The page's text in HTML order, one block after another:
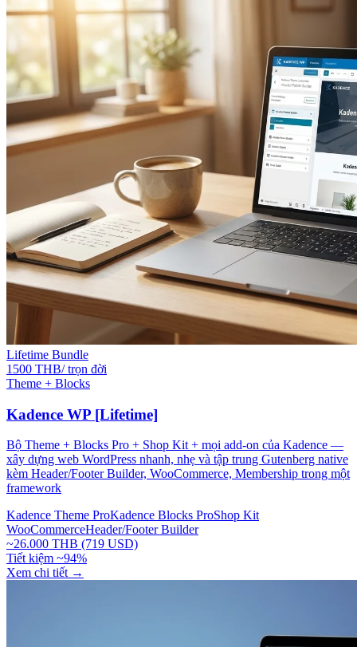
Lifetime Bundle
1500 THB/ trọn đời
Theme + Blocks
Kadence WP [Lifetime]
Bộ Theme + Blocks Pro + Shop Kit + mọi add-on của Kadence —
xây dựng web WordPress nhanh, nhẹ và tập trung Gutenberg native
kèm Header/Footer Builder, WooCommerce, Membership trong một
framework
Kadence Theme ProKadence Blocks ProShop Kit
WooCommerceHeader/Footer Builder
~26.000 THB (719 USD)
Tiết kiệm ~94%
Xem chi tiết →